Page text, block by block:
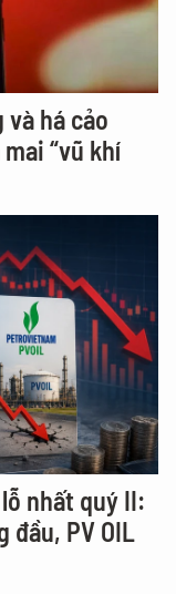
và há cảo
“vũ khí
nhất quý II:
đầu, PV OIL